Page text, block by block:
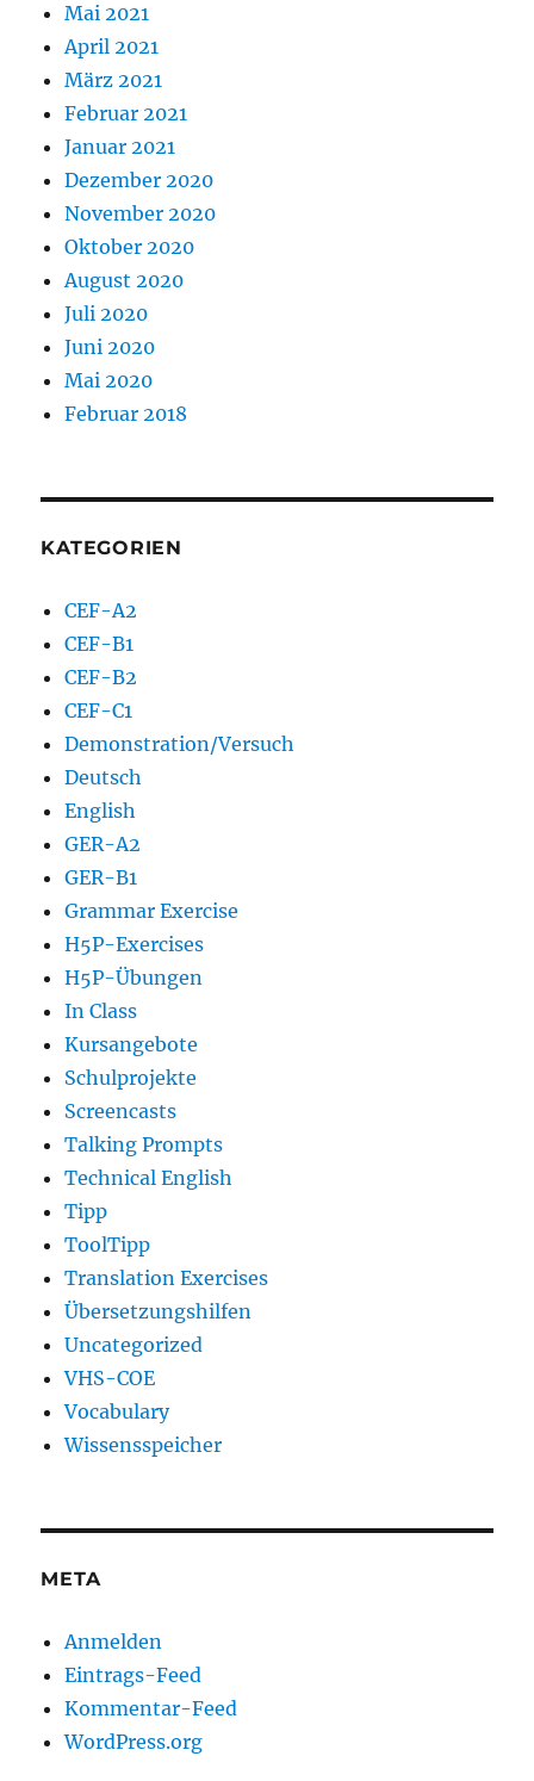
Mai 2021
April 2021
März 2021
Februar 2021
Januar 2021
Dezember 2020
November 2020
Oktober 2020
August 2020
Juli 2020
Juni 2020
Mai 2020
Februar 2018
KATEGORIEN
CEF-A2
CEF-B1
CEF-B2
CEF-C1
Demonstration/Versuch
Deutsch
English
GER-A2
GER-B1
Grammar Exercise
H5P-Exercises
H5P-Übungen
In Class
Kursangebote
Schulprojekte
Screencasts
Talking Prompts
Technical English
Tipp
ToolTipp
Translation Exercises
Übersetzungshilfen
Uncategorized
VHS-COE
Vocabulary
Wissensspeicher
META
Anmelden
Eintrags-Feed
Kommentar-Feed
WordPress.org